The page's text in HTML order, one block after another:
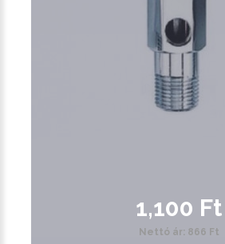
1,100 Ft
Nettó ár: 866 Ft